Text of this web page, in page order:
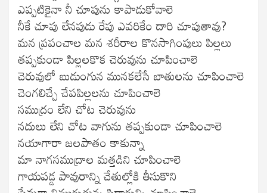
ఎప్పటికైనా నీ చూపును కాపాడుకోవాలె
నీకే చూపు లేనపుడు రేపు ఎవరికేం దారి చూపుతావు?
మన ప్రపంచాల మన శరీరాల కొనసాగింపులు పిల్లలు
తప్పకుండా పిల్లలకొక చెరువును చూపించాలె
చెరువులో బుడుంగున మునకలేసే బాతులను చూపించాలె
చెంగలిచ్చే చేపపిల్లలను చూపించాలె
సముద్రం లేని చోట చెరువును
నదులు లేని చోట వాగును తప్పకుండా చూపించాలె
నయాగారా జలపాతం కాకున్నా
మా నాగసముద్రాల మత్తడిని చూపించాలె
గాయపడ్డ పావురాన్ని చేతుల్లోకి తీసుకొని